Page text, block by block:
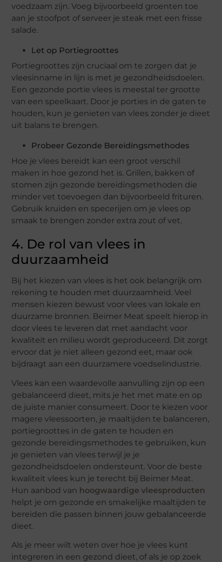
voedzaam zijn. Voeg bijvoorbeeld groenten toe
aan je stoofpot of serveer je steak met een frisse
salade.
Let op Portiegroottes
Portiegroottes zijn cruciaal om te zorgen dat je
vleesinname in lijn is met je gezondheidsdoelen.
Een gezonde portie vlees is meestal ter grootte
van een speelkaart. Door je porties in de gaten te
houden, kun je genieten van vlees zonder je dieet
uit balans te brengen.
Probeer Gezonde Bereidingsmethodes
Hoe je vlees bereidt kan een groot verschil
maken in hoe gezond het is. Grillen, bakken of
stomen zijn gezonde bereidingsmethoden die
minder vet toevoegen dan bijvoorbeeld frituren.
Gebruik kruiden en specerijen om je vlees op
smaak te brengen zonder extra zout of vet.
4. De rol van vlees in
duurzaamheid
Bij het kiezen van vlees is het ook belangrijk om
rekening te houden met duurzaamheid. Veel
mensen kiezen bewust voor vlees van lokale en
duurzame bronnen. Beimer Meat speelt hierop in
door vlees te leveren dat met aandacht voor
kwaliteit en milieu wordt geproduceerd. Dit zorgt
ervoor dat je niet alleen gezond eet, maar ook
bijdraagt aan een duurzamere voedselindustrie.
Vlees kan een waardevolle aanvulling zijn op een
gebalanceerd dieet, mits je het met mate en op
de juiste manier consumeert. Door te kiezen voor
magere vleessoorten, je maaltijden te balanceren,
portiegroottes in de gaten te houden en
gezonde bereidingsmethodes te gebruiken, kun
je genieten van vlees terwijl je je
gezondheidsdoelen ondersteunt. Voor de beste
kwaliteit vlees kun je terecht bij Beimer Meat.
Hun aanbod van hoogwaardige vleesproducten
helpt je om gezonde en smakelijke maaltijden te
bereiden die passen binnen jouw gebalanceerde
dieet.
Als je meer wilt weten over hoe je vlees kunt
integreren in een gezond dieet, of als je op zoek